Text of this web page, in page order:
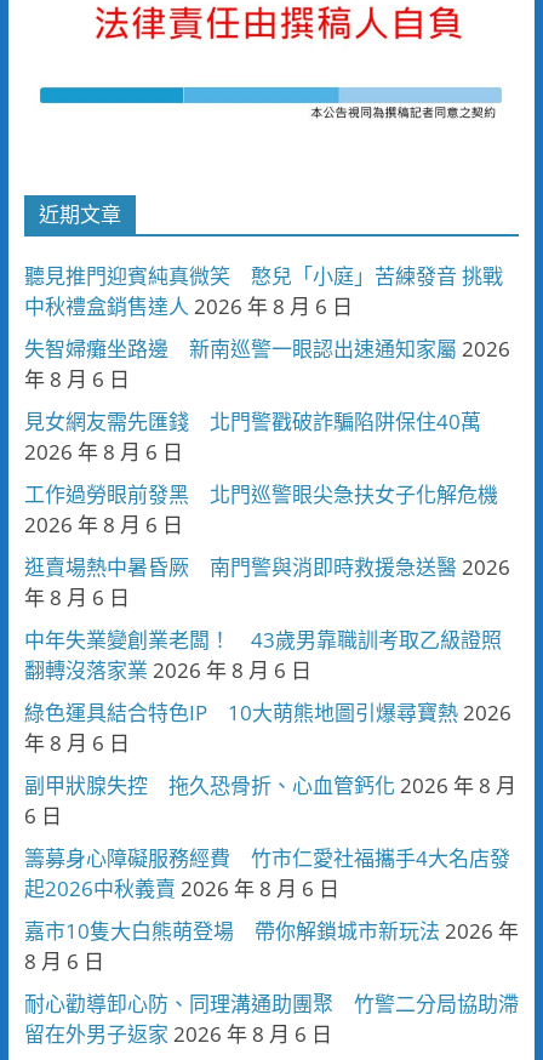
近期文章
聽見推門迎賓純真微笑 憨兒「小庭」苦練發音 挑戰
中秋禮盒銷售達人 2026 年 8 月 6 日
失智婦癱坐路邊 新南巡警一眼認出速通知家屬 2026
年 8 月 6 日
見女網友需先匯錢 北門警戳破詐騙陷阱保住40萬
2026 年 8 月 6 日
工作過勞眼前發黑 北門巡警眼尖急扶女子化解危機
2026 年 8 月 6 日
逛賣場熱中暑昏厥 南門警與消即時救援急送醫 2026
年 8 月 6 日
中年失業變創業老闆！ 43歲男靠職訓考取乙級證照
翻轉沒落家業 2026 年 8 月 6 日
綠色運具結合特色IP 10大萌熊地圖引爆尋寶熱 2026
年 8 月 6 日
副甲狀腺失控 拖久恐骨折、心血管鈣化 2026 年 8 月
6 日
籌募身心障礙服務經費 竹市仁愛社福攜手4大名店發
起2026中秋義賣 2026 年 8 月 6 日
嘉市10隻大白熊萌登場 帶你解鎖城市新玩法 2026 年
8 月 6 日
耐心勸導卸心防、同理溝通助團聚 竹警二分局協助滯
留在外男子返家 2026 年 8 月 6 日